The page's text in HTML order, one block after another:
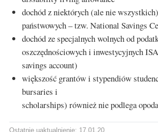
dochód z niektórych (ale nie
państwowych – tzw. National Savings
dochód ze specjalnych wolnych od
oszczędnościowych i inwestycyjnych
savings account)
większość grantów i stypendiów
bursaries i
scholarships) również nie podlega
Ostatnie uaktualnienie: 17.01.20